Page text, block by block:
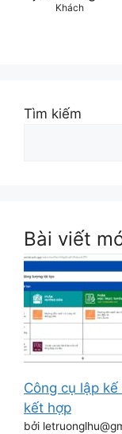
Khách
Tìm kiếm
Bài viết
Công cụ lập
kết hợp
bởi